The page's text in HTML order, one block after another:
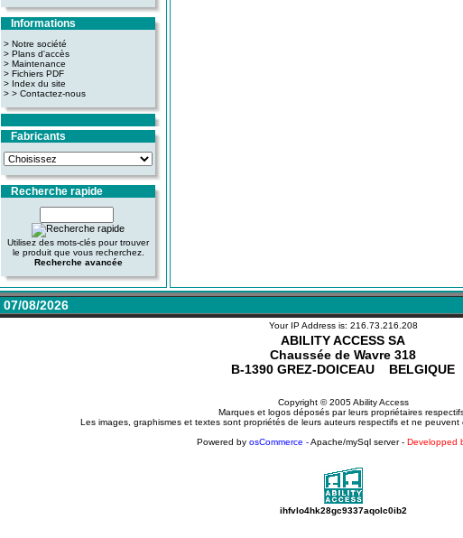
Informations
> Notre société
> Plans d'accès
> Maintenance
> Fichiers PDF
> Index du site
> > Contactez-nous
Fabricants
Recherche rapide
Utilisez des mots-clés pour trouver
le produit que vous recherchez.
Recherche avancée
07/08/2026
Your IP Address is: 216.73.216.208
ABILITY ACCESS SA
Chaussée de Wavre 318
B-1390 GREZ-DOICEAU BELGIQUE
Copyright © 2005 Ability Access
Marques et logos déposés par leurs propriétaires
Les images, graphismes et textes sont propriétés de leurs auteurs respectifs et ne peuvent
Powered by osCommerce -Apache/mySql server - Developped
ihfvlo4hk28gc9337aqolc0ib2